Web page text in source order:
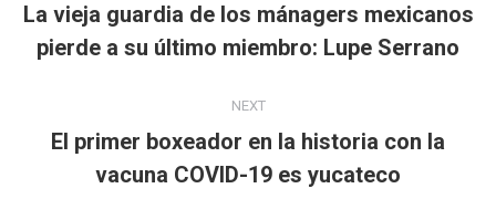
navigation
Previous
post:
La vieja guardia de los mánagers mexicanos
pierde a su último miembro: Lupe Serrano
NEXT
Next
post:
El primer boxeador en la historia con la
vacuna COVID-19 es yucateco